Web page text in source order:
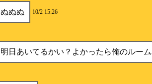
ぬぬぬ 10/2 15:26
明日あいてるかい？よかったら俺のルー